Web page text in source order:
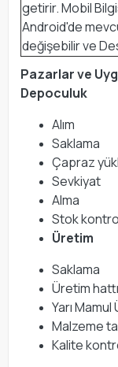
getirir. Mobil
Android'de
değişebilir ve
Pazarlar ve
Depoculuk
Alım
Saklama
Çapraz
Sevkiyat
Alma
Stok
Üretim
Saklama
Üretim
Yarı
Malzeme
Kalite